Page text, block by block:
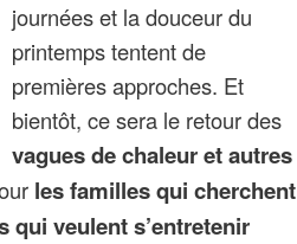
journées et la douceur du
printemps tentent de
premières approches. Et
bientôt, ce sera le retour des
vagues de chaleur et autres
les familles qui cherchent
qui veulent s’entretenir